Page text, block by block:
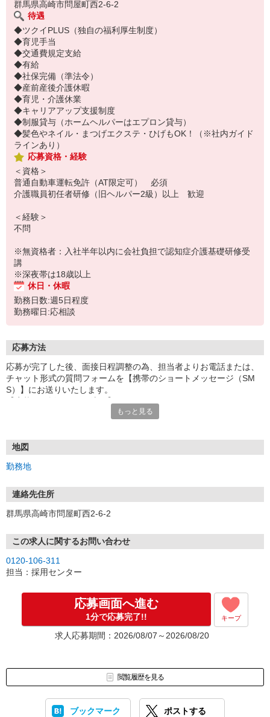
群馬県高崎市問屋町西2-6-2
待遇
◆ツクイPLUS（独自の福利厚生制度）
◆育児手当
◆交通費規定支給
◆有給
◆社保完備（準法令）
◆産前産後介護休暇
◆育児・介護休業
◆キャリアアップ支援制度
◆制服貸与（ホームヘルパーはエプロン貸与）
◆髪色やネイル・まつげエクステ・ひげもOK！（※社内ガイド
ラインあり）
応募資格・経験
＜資格＞
普通自動車運転免許（AT限定可） 必須
介護職員初任者研修（旧ヘルパー2級）以上 歓迎
＜経験＞
不問
※無資格者：入社半年以内に会社負担で認知症介護基礎研修受
講
※深夜帯は18歳以上
休日・休暇
勤務日数:週5日程度
勤務曜日:応相談
応募方法
応募が完了した後、面接日程調整の為、担当者よりお電話または、
チャット形式の質問フォームを【携帯のショートメッセージ（SM
S）】にお送りいたします。
1.応募…Webもしくはお電話より応募ください。
※実技試験はドライバーの職種のみとなります。
もっと見る
地図
勤務地
連絡先住所
群馬県高崎市問屋町西2-6-2
この求人に関するお問い合わせ
0120-106-311
担当：採用センター
応募画面へ進む
1分で応募完了!! キープ
求人応募期間：2026/08/07～2026/08/20
閲覧履歴を見る
ブックマーク ポストする